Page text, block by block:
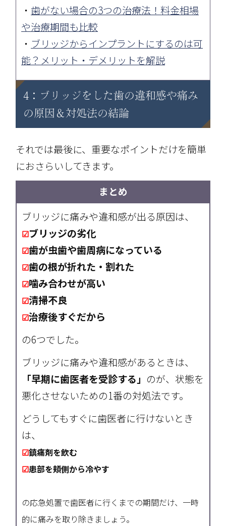
・ 歯がない場合の3つの治療法！料金相場
や治療期間も比較
・ ブリッジからインプラントにするのは可
能？メリット・デメリットを解説
4：ブリッジをした歯の違和感や痛み
の原因＆対処法の結論
それでは最後に、重要なポイントだけを簡単
におさらいしてきます。
まとめ
ブリッジに痛みや違和感が出る原因は、
☑ブリッジの劣化
☑歯が虫歯や歯周病になっている
☑歯の根が折れた・割れた
☑噛み合わせが高い
☑清掃不良
☑治療後すぐだから
の6つでした。
ブリッジに痛みや違和感があるときは、
「早期に歯医者を受診する」 のが、状態を
悪化させないための1番の対処法です。
どうしてもすぐに歯医者に行けないとき
は、
☑鎮痛剤を飲む
☑患部を頬側から冷やす
の応急処置で歯医者に行くまでの期間だけ、一時
的に痛みを取り除きましょう。